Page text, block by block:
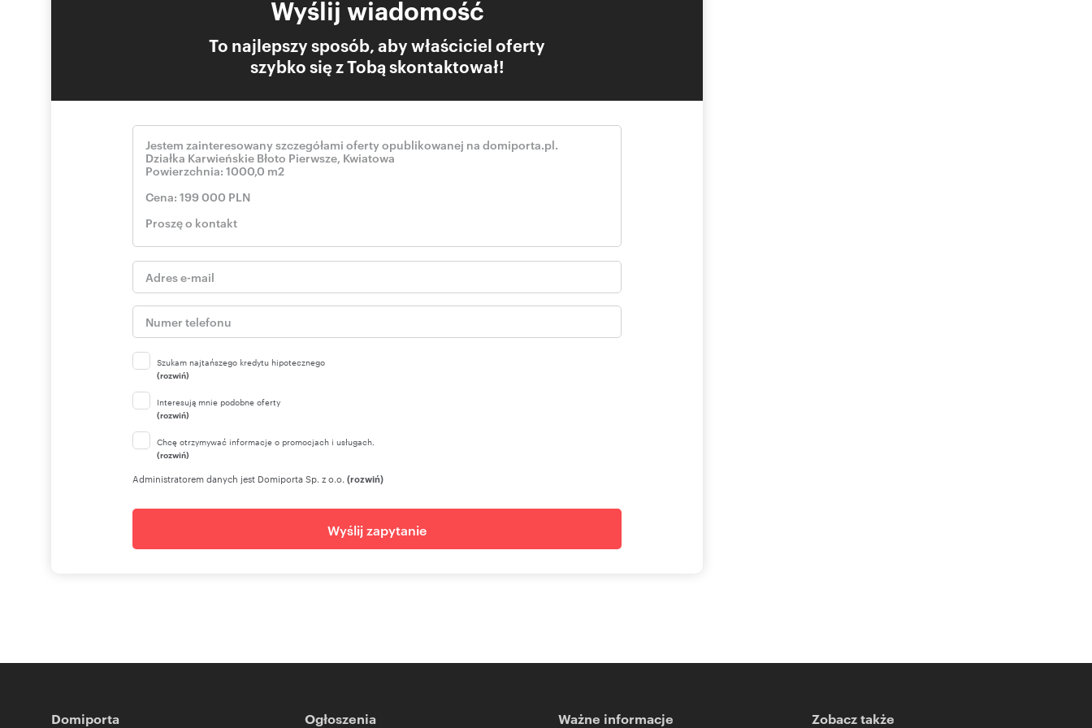
Wyślij wiadomość
To najlepszy sposób, aby właściciel oferty
szybko się z Tobą skontaktował!
Szukam najtańszego kredytu hipotecznego
(rozwiń)
Interesują mnie podobne oferty
(rozwiń)
Chcę otrzymywać informacje o promocjach i usługach.
(rozwiń)
Administratorem danych jest Domiporta Sp. z o.o. (rozwiń)
Wyślij zapytanie
Domiporta Ogłoszenia Ważne informacje Zobacz także